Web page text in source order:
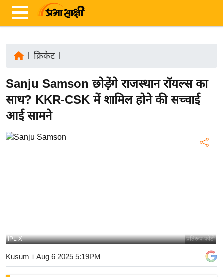
ज़ा
ख
ब
र
रा
य
ज़
क्रिकेट|
Sanju Samson छोड़ेंगे राजस्थान रॉयल्स का
साथ? KKR-CSK में शामिल होने की सच्चाई
आई सामने
प्रतिरूप फोटो
IPL X
Kusum । Aug 6 2025 5:19PM